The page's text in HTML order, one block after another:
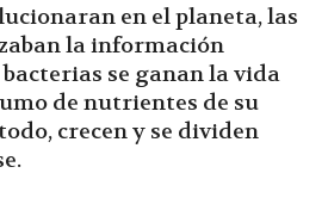
en el planeta, las
la información
se ganan la vida
de nutrientes de su
crecen y se dividen